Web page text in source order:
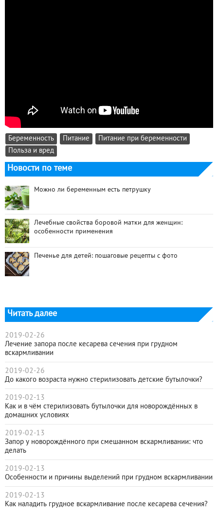
Беременность Питание
Питание при беременности
Польза и вред
Новости по теме
Можно ли беременным есть петрушку
Лечебные свойства боровой матки для женщин:
особенности применения
Печенье для детей: пошаговые рецепты с фото
Читать далее
2019-02-26
Лечение запора после кесарева сечения при грудном
вскармливании
2019-02-26
До какого возраста нужно стерилизовать детские бутылочки?
2019-02-13
Как и в чём стерилизовать бутылочки для новорождённых в
домашних условиях
2019-02-13
Запор у новорождённого при смешанном вскармливании: что
делать
2019-02-13
Особенности и причины выделений при грудном вскармливании
2019-02-13
Как наладить грудное вскармливание после кесарева сечения?